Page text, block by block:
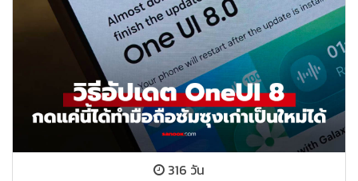
316 วัน